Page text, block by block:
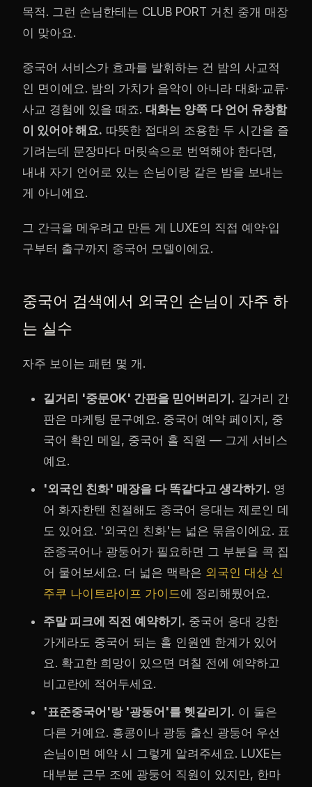
목적. 그런 손님한테는 CLUB PORT 거친 중개 매장
이 맞아요.
중국어 서비스가 효과를 발휘하는 건 밤의 사교적
인 면이에요. 밤의 가치가 음악이 아니라 대화·교류·
사교 경험에 있을 때죠. 대화는 양쪽 다 언어 유창함
이 있어야 해요. 따뜻한 접대의 조용한 두 시간을 즐
기려는데 문장마다 머릿속으로 번역해야 한다면,
내내 자기 언어로 있는 손님이랑 같은 밤을 보내는
게 아니에요.
그 간극을 메우려고 만든 게 LUXE의 직접 예약·입
구부터 출구까지 중국어 모델이에요.
중국어 검색에서 외국인 손님이 자주 하
는 실수
자주 보이는 패턴 몇 개.
길거리 '중문OK' 간판을 믿어버리기. 길거리 간
판은 마케팅 문구예요. 중국어 예약 페이지, 중
국어 확인 메일, 중국어 홀 직원 — 그게 서비스
예요.
'외국인 친화' 매장을 다 똑같다고 생각하기. 영
어 화자한텐 친절해도 중국어 응대는 제로인 데
도 있어요. '외국인 친화'는 넓은 묶음이에요. 표
준중국어나 광둥어가 필요하면 그 부분을 콕 집
어 물어보세요. 더 넓은 맥락은 외국인 대상 신
주쿠 나이트라이프 가이드에 정리해뒀어요.
주말 피크에 직전 예약하기. 중국어 응대 강한
가게라도 중국어 되는 홀 인원엔 한계가 있어
요. 확고한 희망이 있으면 며칠 전에 예약하고
비고란에 적어두세요.
'표준중국어'랑 '광둥어'를 헷갈리기. 이 둘은
다른 거예요. 홍콩이나 광둥 출신 광둥어 우선
손님이면 예약 시 그렇게 알려주세요. LUXE는
대부분 근무 조에 광둥어 직원이 있지만, 한마